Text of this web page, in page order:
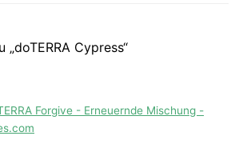
„doTERRA Cypress“
Forgive - Erneuernde Mischung -